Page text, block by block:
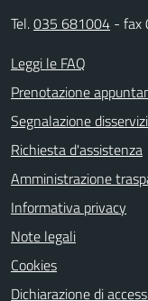
Tel.035 681004 - fax
Leggi le FAQ
Prenotazione
Segnalazione
Richiesta d'assistenza
Amministrazione
Informativa privacy
Note legali
Cookies
Dichiarazione di